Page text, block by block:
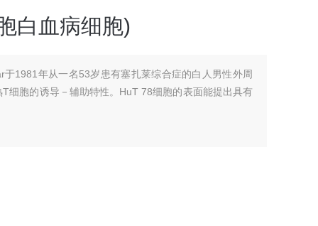
白血病细胞)
于1981年从一名53岁患有塞扎莱综合症的白人男性外周
细胞的诱导－辅助特性。HuT 78细胞的表面能提出具有